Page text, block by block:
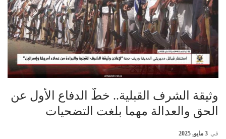
وثيقة الشرف القبلية.. خطُّ الدفاع الأول عن
الحق والعدالة مهما بلغت التضحيات
في 3 مايو, 2025